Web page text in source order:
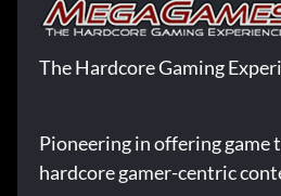
The Hardcore Gaming
Pioneering in offering game
hardcore gamer-centric